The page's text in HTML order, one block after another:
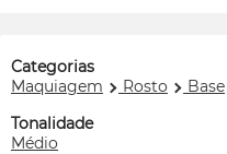
Categorias
Maquiagem
Rosto
Base
Tonalidade
Médio